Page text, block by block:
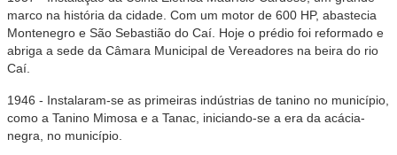
marco na história da cidade. Com um motor de 600 HP, abastecia
Montenegro e São Sebastião do Caí. Hoje o prédio foi reformado e
abriga a sede da Câmara Municipal de Vereadores na beira do rio
Caí.
1946 - Instalaram-se as primeiras indústrias de tanino no município,
como a Tanino Mimosa e a Tanac, iniciando-se a era da acácia-
negra, no município.